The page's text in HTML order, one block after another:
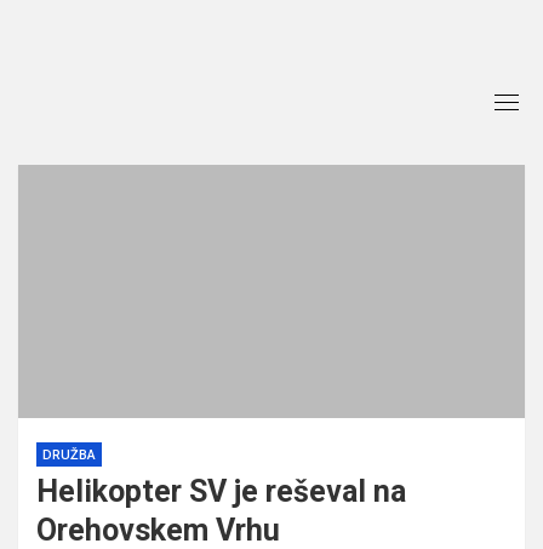
DRUŽBA
Helikopter SV je reševal na
Orehovskem Vrhu